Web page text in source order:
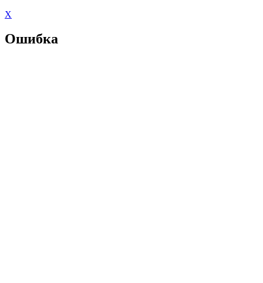
X
Ошибка